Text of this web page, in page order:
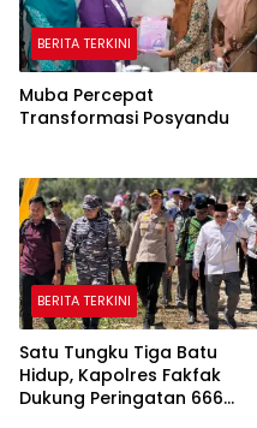
BERITA TERKINI
Muba Percepat
Transformasi Posyandu
BERITA TERKINI
Satu Tungku Tiga Batu
Hidup, Kapolres Fakfak
Dukung Peringatan 666